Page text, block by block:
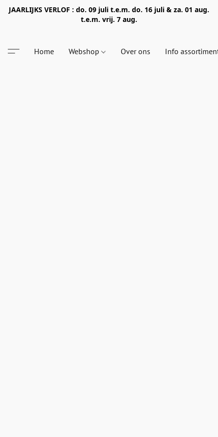
JAARLIJKS VERLOF : do. 09 juli t.e.m. do. 16 juli & za. 01 aug.
t.e.m. vrij. 7 aug.
Home Webshop Over ons Info